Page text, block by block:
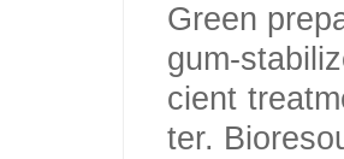
Green
gum-
cient
ter.